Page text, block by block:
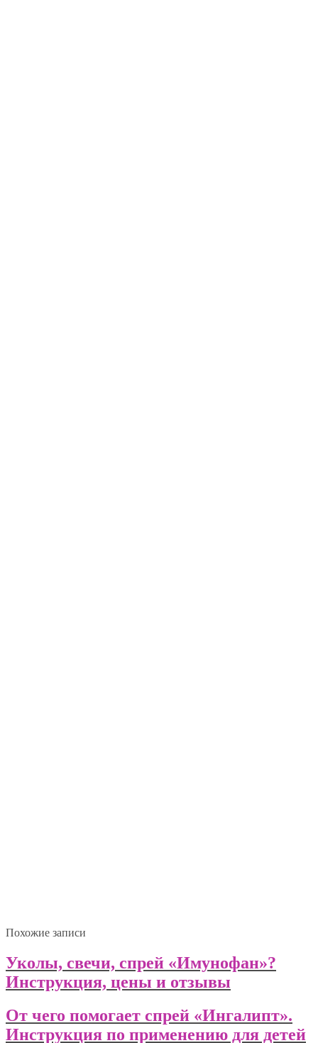
Похожие записи
Уколы, свечи, спрей «Имунофан»?
Инструкция, цены и отзывы
От чего помогает спрей «Ингалипт».
Инструкция по применению для детей